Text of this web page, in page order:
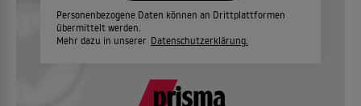
Personenbezogene Daten können an Drittplattformen
übermittelt werden.
Mehr dazu in unserer Datenschutzerklärung.